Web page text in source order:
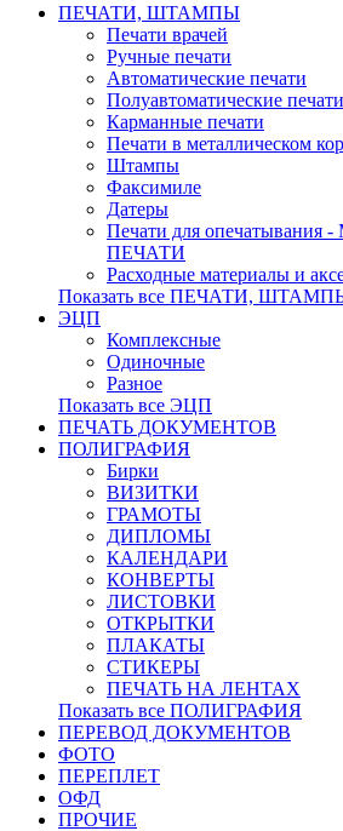
ПЕЧАТИ, ШТАМПЫ
Печати врачей
Ручные печати
Автоматические печати
Полуавтоматические печати
Карманные печати
Печати в металлическом
Штампы
Факсимиле
Датеры
Печати для
ПЕЧАТИ
Расходные материалы и
Показать все ПЕЧАТИ,
ЭЦП
Комплексные
Одиночные
Разное
Показать все ЭЦП
ПЕЧАТЬ ДОКУМЕНТОВ
ПОЛИГРАФИЯ
Бирки
ВИЗИТКИ
ГРАМОТЫ
ДИПЛОМЫ
КАЛЕНДАРИ
КОНВЕРТЫ
ЛИСТОВКИ
ОТКРЫТКИ
ПЛАКАТЫ
СТИКЕРЫ
ПЕЧАТЬ НА ЛЕНТАХ
Показать все ПОЛИГРАФИЯ
ПЕРЕВОД ДОКУМЕНТОВ
ФОТО
ПЕРЕПЛЕТ
ОФД
ПРОЧИЕ